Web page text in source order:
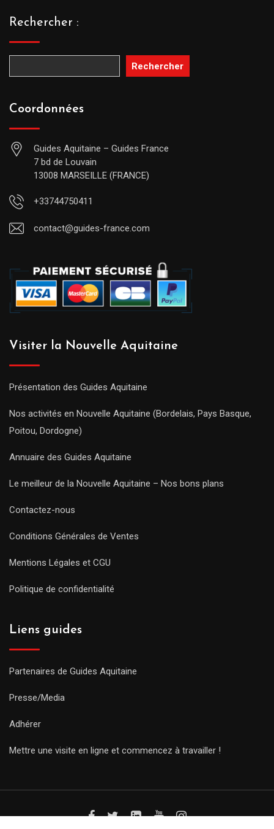
Rechercher :
Rechercher
Coordonnées
Guides Aquitaine – Guides France
7 bd de Louvain
13008 MARSEILLE (FRANCE)
+33744750411
contact@guides-france.com
Visiter la Nouvelle Aquitaine
Présentation des Guides Aquitaine
Nos activités en Nouvelle Aquitaine (Bordelais, Pays Basque,
Poitou, Dordogne)
Annuaire des Guides Aquitaine
Le meilleur de la Nouvelle Aquitaine – Nos bons plans
Contactez-nous
Conditions Générales de Ventes
Mentions Légales et CGU
Politique de confidentialité
Liens guides
Partenaires de Guides Aquitaine
Presse/Media
Adhérer
Mettre une visite en ligne et commencez à travailler !